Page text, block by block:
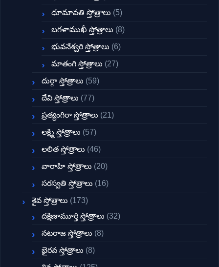
ధూమావతి స్తోత్రాలు (5)
బగళాముఖీ స్తోత్రాలు (8)
భువనేశ్వరి స్తోత్రాలు (6)
మాతంగి స్తోత్రాలు (27)
దుర్గా స్తోత్రాలు (59)
దేవి స్తోత్రాలు (77)
ప్రత్యంగిరా స్తోత్రాలు (21)
లక్ష్మి స్తోత్రాలు (57)
లలిత స్తోత్రాలు (46)
వారాహి స్తోత్రాలు (20)
సరస్వతి స్తోత్రాలు (16)
శైవ స్తోత్రాలు (173)
దక్షిణామూర్తి స్తోత్రాలు (32)
నటరాజ స్తోత్రాలు (8)
భైరవ స్తోత్రాలు (8)